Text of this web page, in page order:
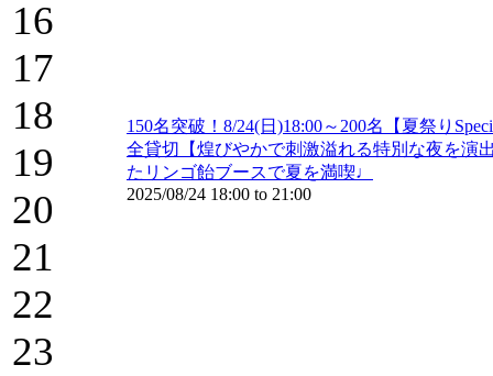
16
17
18
19
20
21
22
23
150名突破！8/24(日)18:00～200名【夏祭り
全貸切【煌びやかで刺激溢れる特別な夜を演
たリンゴ飴ブースで夏を満喫♩
2025/08/24 18:00 to 21:00